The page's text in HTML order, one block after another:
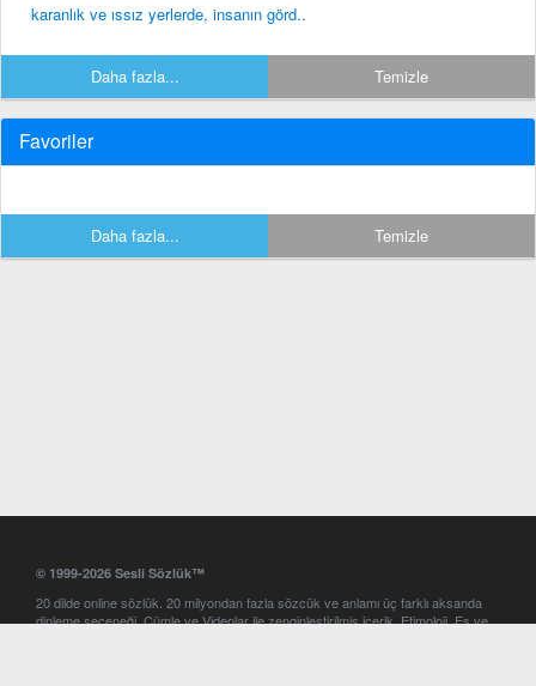
karanlık ve ıssız yerlerde, insanın görd..
Daha fazla... Temizle
Favoriler
Daha fazla... Temizle
© 1999-2026 Sesli Sözlük™
20 dilde online sözlük. 20 milyondan fazla sözcük ve anlamı üç farklı aksanda
dinleme seçeneği. Cümle ve Videolar ile zenginleştirilmiş içerik. Etimoloji, Eş ve